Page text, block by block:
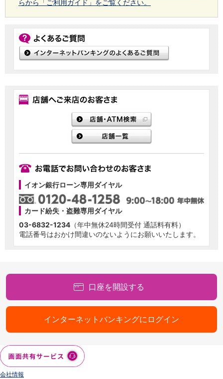
らから「ご利用ガイド」をご覧ください。
イオン銀行ローン専用ダイヤル
カード紛失・盗難専用ダイヤル
03-6832-1234 （年中無休24時間受付 通話料有料）
電話番号はおかけ間違いのないようにお願いいたします。
口座を開設する
インターネットバンキングにログイン
会社情報